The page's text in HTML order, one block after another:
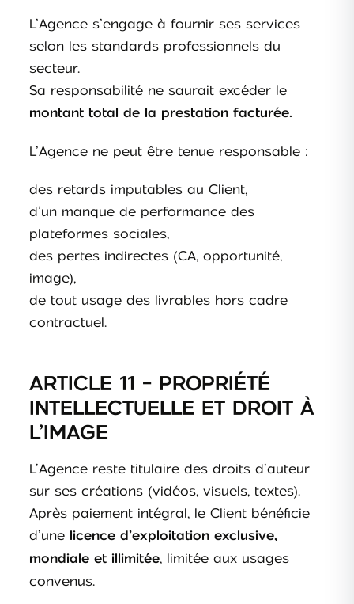
L’Agence s’engage à fournir ses services
selon les standards professionnels du
secteur.
Sa responsabilité ne saurait excéder le
montant total de la prestation facturée.
L’Agence ne peut être tenue responsable :
des retards imputables au Client,
d’un manque de performance des
plateformes sociales,
des pertes indirectes (CA, opportunité,
image),
de tout usage des livrables hors cadre
contractuel.
ARTICLE 11 - PROPRIÉTÉ
INTELLECTUELLE ET DROIT À
L’IMAGE
L’Agence reste titulaire des droits d’auteur
sur ses créations (vidéos, visuels, textes).
Après paiement intégral, le Client bénéficie
d’une licence d’exploitation exclusive,
mondiale et illimitée, limitée aux usages
convenus.